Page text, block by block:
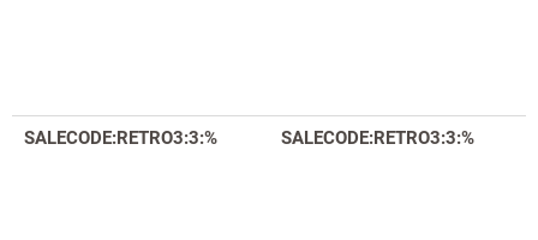
SALECODE:RETRO3:3:% SALECODE:RETRO3:3:%